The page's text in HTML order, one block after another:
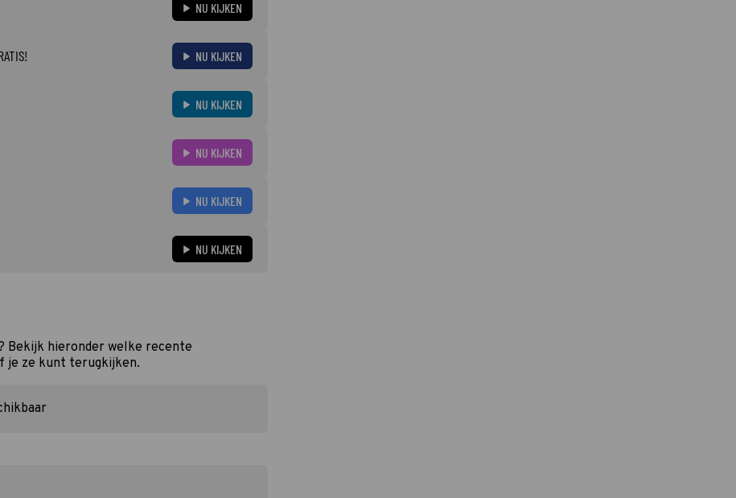
NU KIJKEN
NU KIJKEN
NU KIJKEN
NU KIJKEN
NU KIJKEN
NU KIJKEN
Bekijk hieronder welke recente
je ze kunt terugkijken.